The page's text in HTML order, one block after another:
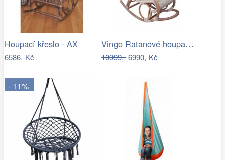
Houpací křeslo - AX
6586,-Kč
Vingo Ratanové houpací křeslo - bílá…
10999,-6990,-Kč
- 11%